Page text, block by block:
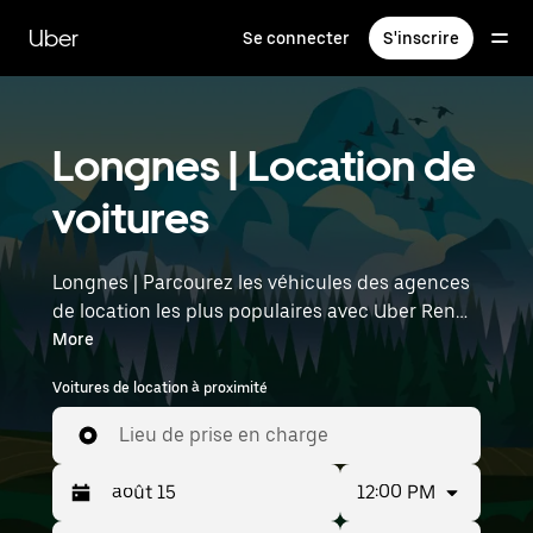
contenu
principal
Uber Se connecter S'inscrire
Longnes | Location de
voitures
Longnes | Parcourez les véhicules des agences
de location les plus populaires avec Uber Rent.
Des voitures électriques aux berlines de luxe en
passant par les SUV, vous trouverez des
véhicules adaptés aux voyageurs en solo et aux
groupes comptant jusqu'à sept personnes.
Saisissez l'heure et l'emplacement (par
exemple : Paris Orly Airport) pour trouver des
voitures de location à proximité.
More
Voitures de location à proximité
Lieu de prise en charge
12:00 PM